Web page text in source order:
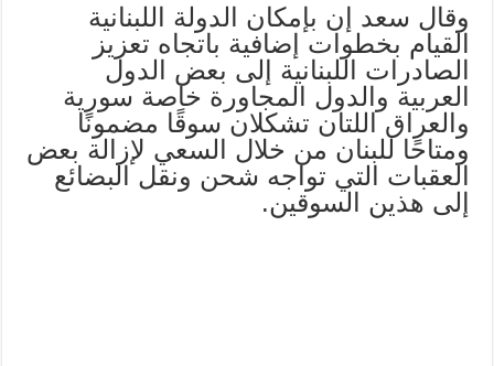
وقال سعد إن بإمكان الدولة اللبنانية
القيام بخطوات إضافية باتجاه تعزيز
الصادرات اللبنانية إلى بعض الدول
العربية والدول المجاورة خاصة سورية
والعراق اللتان تشكلان سوقًا مضمونًا
ومتاحًا للبنان من خلال السعي لإزالة بعض
العقبات التي تواجه شحن ونقل البضائع
إلى هذين السوقين.